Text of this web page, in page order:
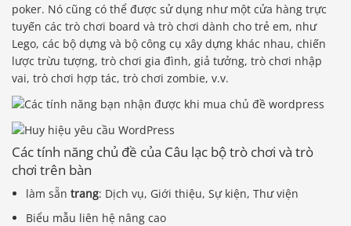
poker. Nó cũng có thể được sử dụng như một cửa hàng trực
tuyến các trò chơi board và trò chơi dành cho trẻ em, như
Lego, các bộ dựng và bộ công cụ xây dựng khác nhau, chiến
lược trừu tượng, trò chơi gia đình, giả tưởng, trò chơi nhập
vai, trò chơi hợp tác, trò chơi zombie, v.v.
Các tính năng chủ đề của Câu lạc bộ trò chơi và trò
chơi trên bàn
làm sẵntrang: Dịch vụ, Giới thiệu, Sự kiện, Thư viện
Biểu mẫu liên hệ nâng cao